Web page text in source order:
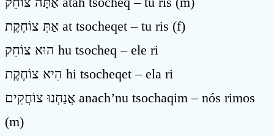
אַתְּ צוֹחֶקֶת at tsocheqet – tu ris (f)
הוּא צוֹחֵק hu tsocheq – ele ri
הִיא צוֹחֶקֶת hi tsocheqet – ela ri
אֲנַחְנוּ צוֹחֲקִים anach’nu tsochaqim – nós rimos
(m)